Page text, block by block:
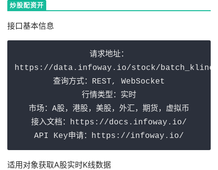
炒股配资开
接口基本信息
请求地址：
https://data.infoway.io/stock/
查询方式：REST, WebSocket
行情类型：实时
市场：A股，港股，美股，外汇，期货，虚拟币
接入文档：https://docs.infoway.io/
适用对象获取A股实时K线数据